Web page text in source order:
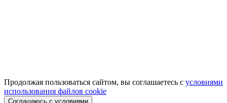
Продолжая пользоваться сайтом, вы соглашаетесь с условиями
использования файлов cookie
Соглашаюсь с условиями